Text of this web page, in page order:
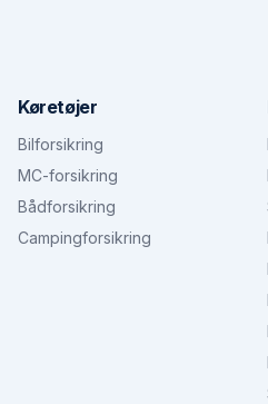
Køretøjer
Bilforsikring
MC-forsikring
Bådforsikring
Campingforsikring